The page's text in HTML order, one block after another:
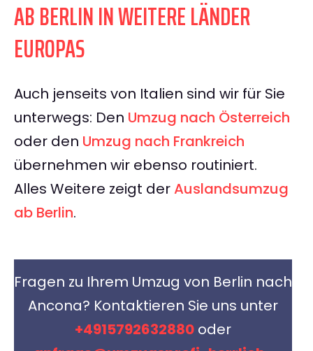
AB BERLIN IN WEITERE LÄNDER
EUROPAS
Auch jenseits von Italien sind wir für Sie
unterwegs: Den Umzug nach Österreich
oder den Umzug nach Frankreich
übernehmen wir ebenso routiniert.
Alles Weitere zeigt derAuslandsumzug
ab Berlin.
Fragen zu Ihrem Umzug von Berlin nach
Ancona? Kontaktieren Sie uns unter
+4915792632880 oder